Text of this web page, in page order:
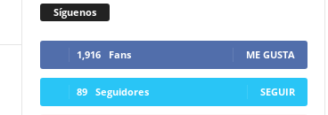
Síguenos
1,916 Fans ME GUSTA
89 Seguidores SEGUIR